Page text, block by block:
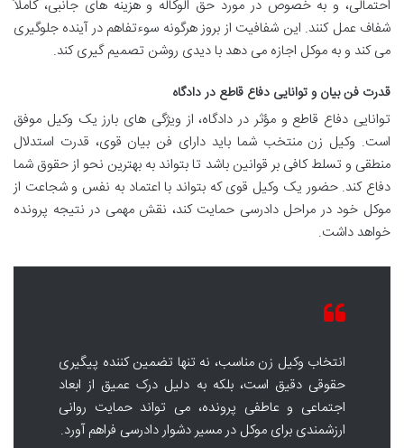
احتمالی، و به خصوص در مورد حق الوکاله و هزینه های جانبی، کاملاً
شفاف عمل کنند. این شفافیت از بروز هرگونه سوءتفاهم در آینده جلوگیری
می کند و به موکل اجازه می دهد با دیدی روشن تصمیم گیری کند.
قدرت فن بیان و توانایی دفاع قاطع در دادگاه
توانایی دفاع قاطع و مؤثر در دادگاه، از ویژگی های بارز یک وکیل موفق
است. وکیل زن منتخب شما باید دارای فن بیان قوی، قدرت استدلال
منطقی و تسلط کافی بر قوانین باشد تا بتواند به بهترین نحو از حقوق شما
دفاع کند. حضور یک وکیل قوی که بتواند با اعتماد به نفس و شجاعت از
موکل خود در مراحل دادرسی حمایت کند، نقش مهمی در نتیجه پرونده
خواهد داشت.
انتخاب وکیل زن مناسب، نه تنها تضمین کننده پیگیری
حقوقی دقیق است، بلکه به دلیل درک عمیق از ابعاد
اجتماعی و عاطفی پرونده، می تواند حمایت روانی
ارزشمندی برای موکل در مسیر دشوار دادرسی فراهم آورد.